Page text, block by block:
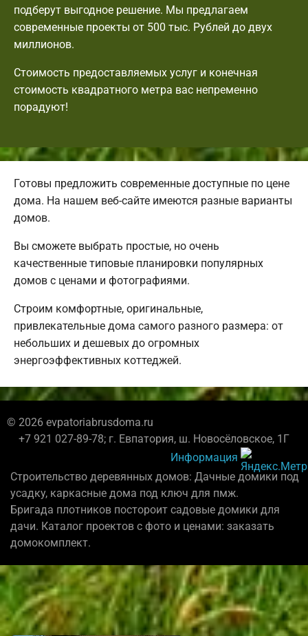
подберут выгодное решение. Мы предлагаем
современные проекты от 500 тыс. Рублей до двух
миллионов.
Стоимость предоставляемых услуг и конечная
стоимость квадратного метра вас непременно
порадуют!
Готовы предложить современные доступные по цене
дома. На нашем веб-сайте имеются разные варианты
домов.
Вы сможете выбрать простые, но очень
качественные типовые планировки популярных
домов с ценами и фотографиями.
Строим комфортные, оригинальные,
привлекательные дома самого разного размера: от
небольших и дешевых до огромных
энергоэффективных коттеджей.
© 2026 evpatoriabrusdoma.ru
+7 921 027-89-78; г. Евпатория, ш. Новосёловское, 1Г
Информация
Строительство деревянных домов: Дачные домики под
усадку, каркасные дома под ключ для пмж.
Бригада плотников постороит садовые домики для
дачи. Каталог проектов с фото и ценами: заказать
домокомплект.